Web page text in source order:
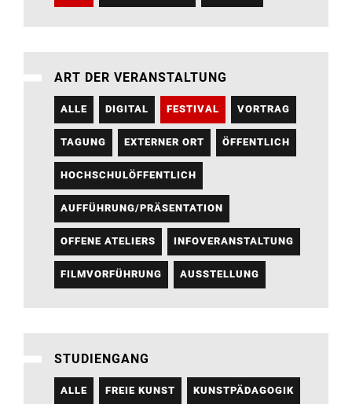
ART DER VERANSTALTUNG
ALLE DIGITAL FESTIVAL VORTRAG
TAGUNG EXTERNER ORT ÖFFENTLICH
HOCHSCHULÖFFENTLICH
AUFFÜHRUNG/PRÄSENTATION
OFFENE ATELIERS INFOVERANSTALTUNG
FILMVORFÜHRUNG AUSSTELLUNG
STUDIENGANG
ALLE FREIE KUNST KUNSTPÄDAGOGIK